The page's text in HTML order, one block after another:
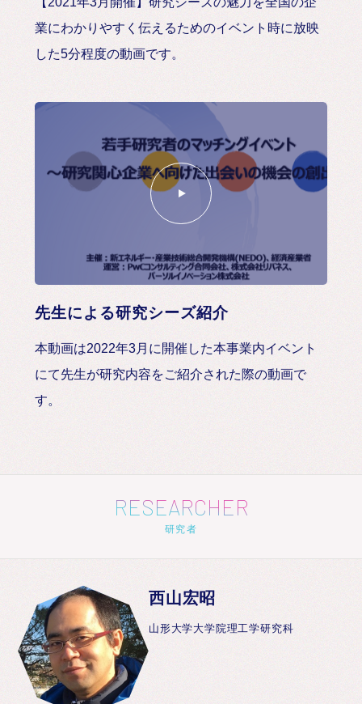
業にわかりやすく伝えるためのイベント時に放映
した5分程度の動画です。
先生による研究シーズ紹介
本動画は2022年3月に開催した本事業内イベント
にて先生が研究内容をご紹介された際の動画で
す。
RESEARCHER
研究者
西山宏昭
山形大学大学院理工学研究科